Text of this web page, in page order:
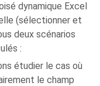
dynamique Excel
(sélectionner et
deux scénarios
:
étudier le cas où
le champ